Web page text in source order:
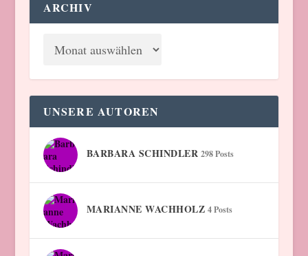
ARCHIV
UNSERE AUTOREN
BARBARA SCHINDLER 298 Posts
MARIANNE WACHHOLZ 4 Posts